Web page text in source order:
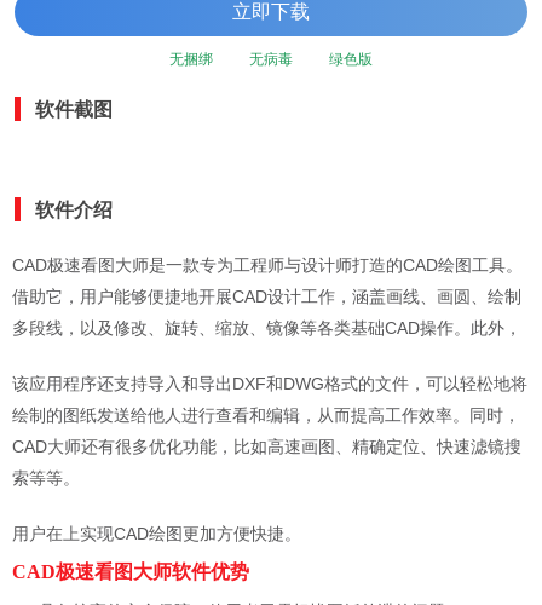
立即下载
无捆绑 无病毒 绿色版
软件截图
软件介绍
CAD极速看图大师是一款专为工程师与设计师打造的CAD绘图工具。
借助它，用户能够便捷地开展CAD设计工作，涵盖画线、画圆、绘制
多段线，以及修改、旋转、缩放、镜像等各类基础CAD操作。此外，
该应用程序还支持导入和导出DXF和DWG格式的文件，可以轻松地将
绘制的图纸发送给他人进行查看和编辑，从而提高工作效率。同时，
CAD大师还有很多优化功能，比如高速画图、精确定位、快速滤镜搜
索等等。
用户在上实现CAD绘图更加方便快捷。
CAD极速看图大师软件优势